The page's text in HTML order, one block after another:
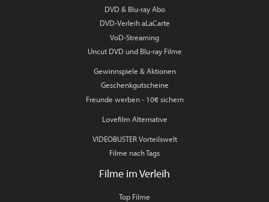
DVD & Blu-ray Abo
DVD-Verleih aLaCarte
VoD-Streaming
Uncut DVD und Blu-ray Filme
Gewinnspiele & Aktionen
Geschenkgutscheine
Freunde werben - 10€ sichern
Lovefilm Alternative
VIDEOBUSTER Vorteilswelt
Filme nach Tags
Filme im Verleih
Top Filme